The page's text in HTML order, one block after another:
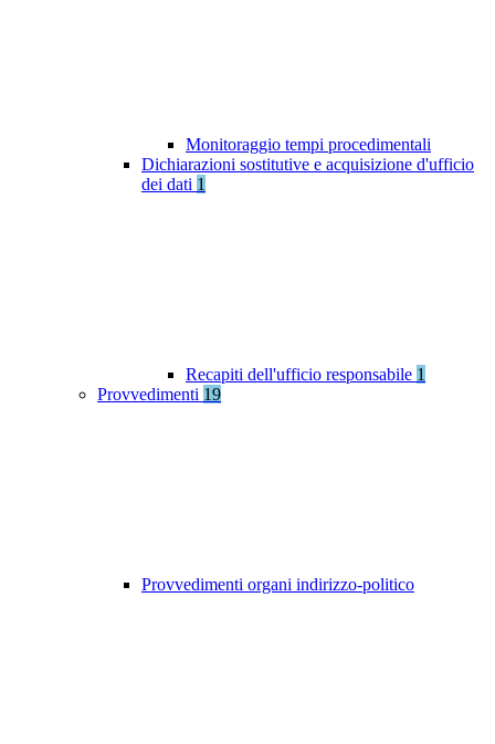
Monitoraggio tempi procedimentali
Dichiarazioni sostitutive e acquisizione d'ufficio
dei dati 1
Recapiti dell'ufficio responsabile 1
Provvedimenti 19
Provvedimenti organi indirizzo-politico